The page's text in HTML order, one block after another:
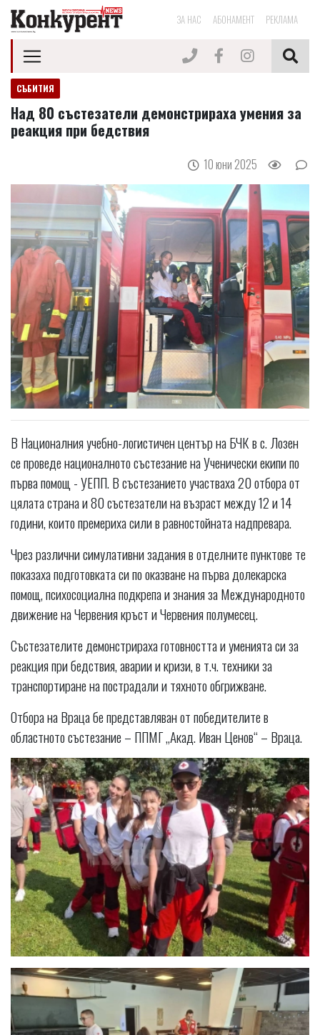
ЗА НАС АБОНАМЕНТ РЕКЛАМА
СЪБИТИЯ
Над 80 състезатели демонстрираха умения за
реакция при бедствия
10 юни 2025
В Националния учебно-логистичен център на БЧК в с. Лозен
се проведе националното състезание на Ученически екипи по
първа помощ - УЕПП. В състезанието участваха 20 отбора от
цялата страна и 80 състезатели на възраст между 12 и 14
години, които премериха сили в равностойната надпревара.
Чрез различни симулативни задания в отделните пунктове те
показаха подготовката си по оказване на първа долекарска
помощ, психосоциална подкрепа и знания за Международното
движение на Червения кръст и Червения полумесец.
Състезателите демонстрираха готовността и уменията си за
реакция при бедствия, аварии и кризи, в т.ч. техники за
транспортиране на пострадали и тяхното обгрижване.
Отбора на Враца бе представляван от победителите в
областното състезание – ППМГ „Акад. Иван Ценов“ – Враца.